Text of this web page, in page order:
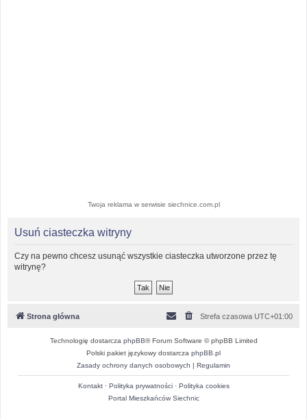
Twoja reklama w serwisie siechnice.com.pl
Usuń ciasteczka witryny
Czy na pewno chcesz usunąć wszystkie ciasteczka utworzone przez tę
witrynę?
Strona główna Strefa czasowa UTC+01:00
Technologię dostarcza phpBB® Forum Software © phpBB Limited
Polski pakiet językowy dostarcza phpBB.pl
Zasady ochrony danych osobowych | Regulamin
Kontakt· Polityka prywatności· Polityka cookies
Portal Mieszkańców Siechnic